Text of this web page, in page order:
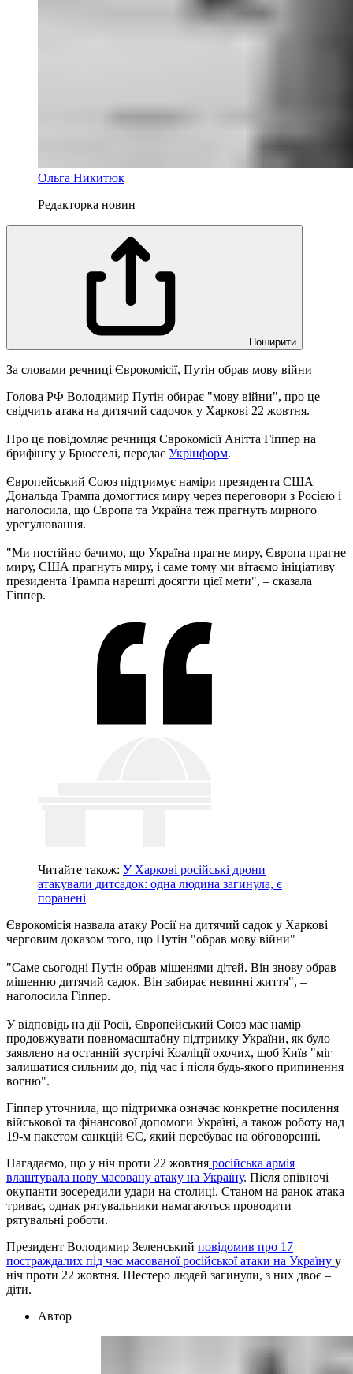
Ольга Никитюк
Редакторка новин
Поширити
За словами речниці Єврокомісії, Путін обрав мову війни
Голова РФ Володимир Путін обирає "мову війни", про це
свідчить атака на дитячий садочок у Харкові 22 жовтня.
Про це повідомляє речниця Єврокомісії Анітта Гіппер на
брифінгу у Брюсселі, передає Укрінформ.
Європейський Союз підтримує наміри президента США
Дональда Трампа домогтися миру через переговори з Росією і
наголосила, що Європа та Україна теж прагнуть мирного
урегулювання.
"Ми постійно бачимо, що Україна прагне миру, Європа прагне
миру, США прагнуть миру, і саме тому ми вітаємо ініціативу
президента Трампа нарешті досягти цієї мети", – сказала
Гіппер.
Читайте також: У Харкові російські дрони
атакували дитсадок: одна людина загинула, є
поранені
Єврокомісія назвала атаку Росії на дитячий садок у Харкові
черговим доказом того, що Путін "обрав мову війни"
"Саме сьогодні Путін обрав мішенями дітей. Він знову обрав
мішенню дитячий садок. Він забирає невинні життя", –
наголосила Гіппер.
У відповідь на дії Росії, Європейський Союз має намір
продовжувати повномасштабну підтримку України, як було
заявлено на останній зустрічі Коаліції охочих, щоб Київ "міг
залишатися сильним до, під час і після будь-якого припинення
вогню".
Гіппер уточнила, що підтримка означає конкретне посилення
військової та фінансової допомоги Україні, а також роботу над
19-м пакетом санкцій ЄС, який перебуває на обговоренні.
Нагадаємо, що у ніч проти 22 жовтня російська армія
влаштувала нову масовану атаку на Україну. Після опівночі
окупанти зосередили удари на столиці. Станом на ранок атака
триває, однак рятувальники намагаються проводити
рятувальні роботи.
Президент Володимир Зеленський повідомив про 17
постраждалих під час масованої російської атаки на Україну у
ніч проти 22 жовтня. Шестеро людей загинули, з них двоє –
діти.
Автор